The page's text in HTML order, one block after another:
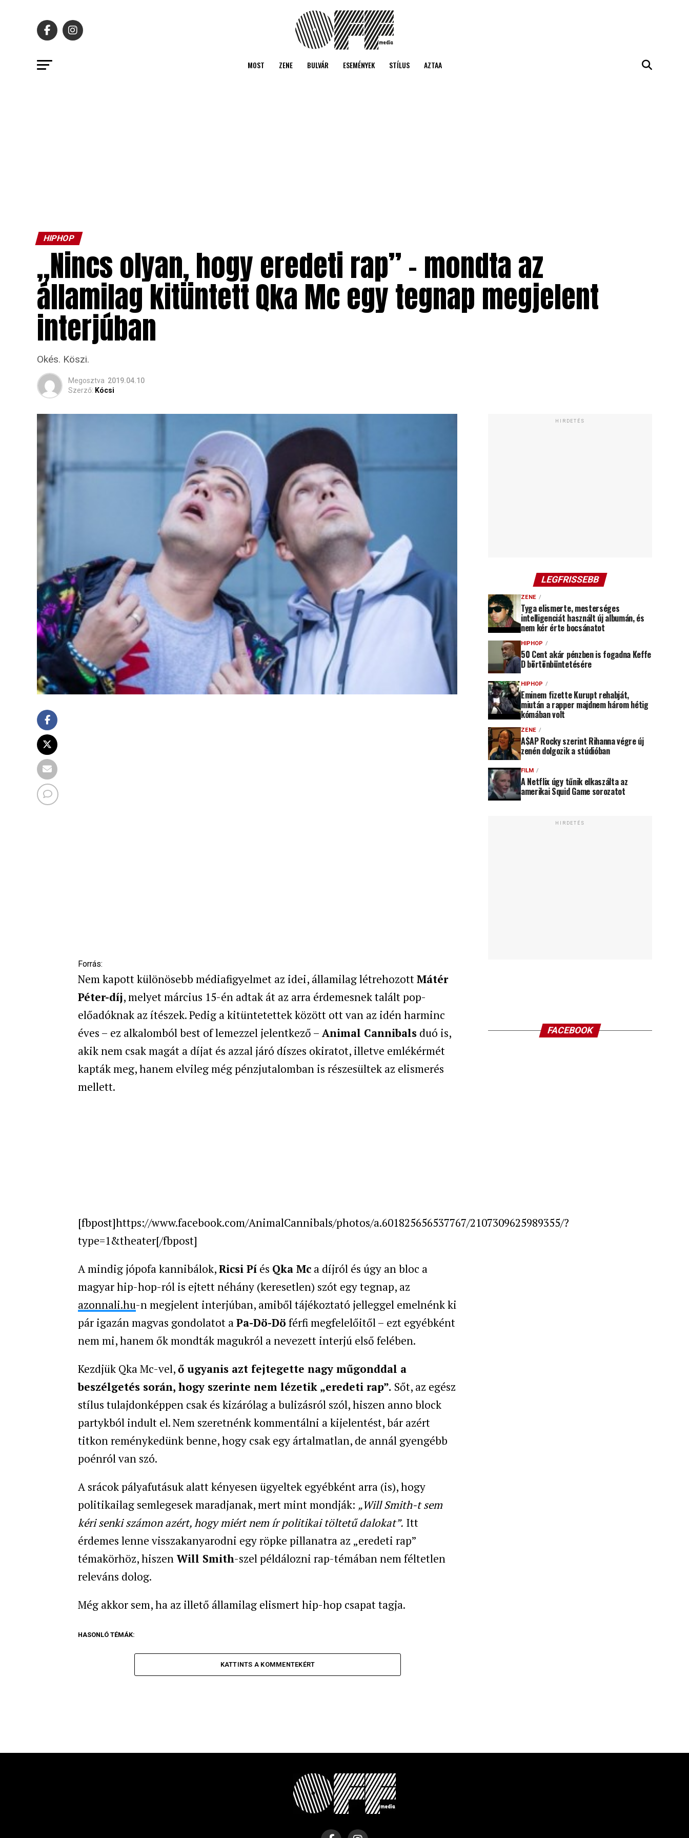
MOST ZENE BULVÁR ESEMÉNYEK STÍLUS AZTAA
HIPHOP
„Nincs olyan, hogy eredeti rap” – mondta az
államilag kitüntett Qka Mc egy tegnap megjelent
interjúban
Okés. Köszi.
Megosztva 2019.04.10
Szerző: Kócsi
Forrás:
Nem kapott különösebb médiafigyelmet az idei, államilag létrehozottMátér
Péter-díj, melyet március 15-én adtak át az arra érdemesnek talált pop-
előadóknak az ítészek. Pedig a kitüntetettek között ott van az idén harminc
éves – ez alkalomból best of lemezzel jelentkező – Animal Cannibals duó is,
akik nem csak magát a díjat és azzal járó díszes okiratot, illetve emlékérmét
kapták meg, hanem elvileg még pénzjutalomban is részesültek az elismerés
mellett.
[fbpost]https://www.facebook.com/AnimalCannibals/photos/a.601825656537767/2107309625989355/?
type=1&theater[/fbpost]
A mindig jópofa kannibálok,Ricsi Pí és Qka Mc a díjról és úgy an bloc a
magyar hip-hop-ról is ejtett néhány (keresetlen) szót egy tegnap, az
azonnali.hu-n megjelent interjúban, amiből tájékoztató jelleggel emelnénk ki
pár igazán magvas gondolatot aPa-Dö-Dö férfi megfelelőitől – ezt egyébként
nem mi, hanem ők mondták magukról a nevezett interjú első felében.
Kezdjük Qka Mc-vel,ő ugyanis azt fejtegette nagy műgonddal a
beszélgetés során, hogy szerinte nem lézetik „eredeti rap”. Sőt, az egész
stílus tulajdonképpen csak és kizárólag a bulizásról szól, hiszen anno block
partykból indult el. Nem szeretnénk kommentálni a kijelentést, bár azért
titkon reménykedünk benne, hogy csak egy ártalmatlan, de annál gyengébb
poénról van szó.
A srácok pályafutásuk alatt kényesen ügyeltek egyébként arra (is), hogy
politikailag semlegesek maradjanak, mert mint mondják: „Will Smith-t sem
kéri senki számon azért, hogy miért nem ír politikai töltetű dalokat”. Itt
érdemes lenne visszakanyarodni egy röpke pillanatra az „eredeti rap”
témakörhöz, hiszenWill Smith-szel példálozni rap-témában nem féltetlen
releváns dolog.
Még akkor sem, ha az illető államilag elismert hip-hop csapat tagja.
HASONLÓ TÉMÁK:
KATTINTS A KOMMENTEKÉRT
HIRDETÉS
LEGFRISSEBB
ZENE
Tyga elismerte, mesterséges
intelligenciát használt új albumán, és
nem kér érte bocsánatot
HIPHOP
50 Cent akár pénzben is fogadna Keffe
D börtönbüntetésére
HIPHOP
Eminem fizette Kurupt rehabját,
miután a rapper majdnem három hétig
kómában volt
ZENE
A$AP Rocky szerint Rihanna végre új
zenén dolgozik a stúdióban
FILM
A Netflix úgy tűnik elkaszálta az
amerikai Squid Game sorozatot
HIRDETÉS
FACEBOOK